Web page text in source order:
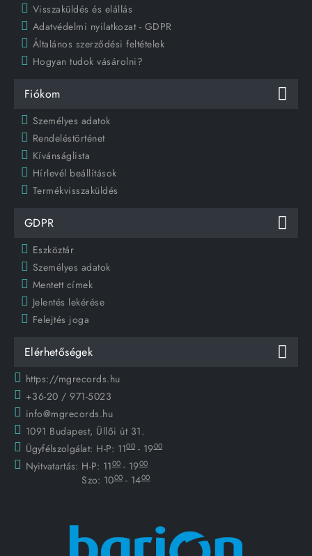
Visszaküldés és elállás
Adatvédelmi nyilatkozat - GDPR
Általános szerződési feltételek
Hogyan tudok vásárolni?
Fiókom
Személyes adatok
Rendeléstörténet
Kívánságlista
Hírlevél beállítások
Termékvisszaküldés
GDPR
Eszköztár
Személyes adatok
Mentett címek
Jelentés lekérése
Felejtés joga
Elérhetőségek
https://mgrecords.hu
+36-20 / 971-5023
info@mgrecords.hu
1091 Budapest, Üllői út 31.
Ügyfélszolgálat: H-P: 1100 - 1900
Nyitvatartás: H-P: 1100 - 1900
Szo: 1000 - 1400